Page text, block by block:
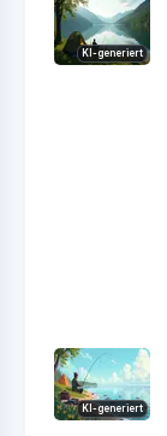
KI-generiert
KI-generiert